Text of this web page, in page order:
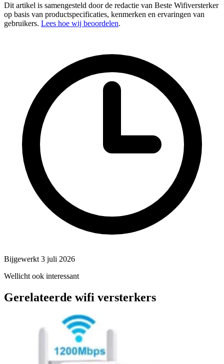
Dit artikel is samengesteld door de redactie van Beste Wifiversterker
op basis van productspecificaties, kenmerken en ervaringen van
gebruikers. Lees hoe wij beoordelen.
Bijgewerkt 3 juli 2026
Wellicht ook interessant
Gerelateerde wifi versterkers